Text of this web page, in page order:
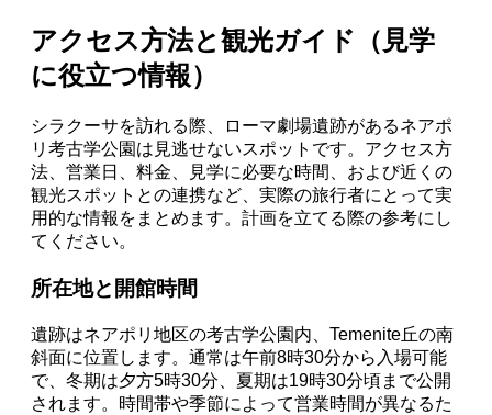
アクセス方法と観光ガイド（見学
に役立つ情報）
シラクーサを訪れる際、ローマ劇場遺跡があるネアポ
リ考古学公園は見逃せないスポットです。アクセス方
法、営業日、料金、見学に必要な時間、および近くの
観光スポットとの連携など、実際の旅行者にとって実
用的な情報をまとめます。計画を立てる際の参考にし
てください。
所在地と開館時間
遺跡はネアポリ地区の考古学公園内、Temenite丘の南
斜面に位置します。通常は午前8時30分から入場可能
で、冬期は夕方5時30分、夏期は19時30分頃まで公開
されます。時間帯や季節によって営業時間が異なるた